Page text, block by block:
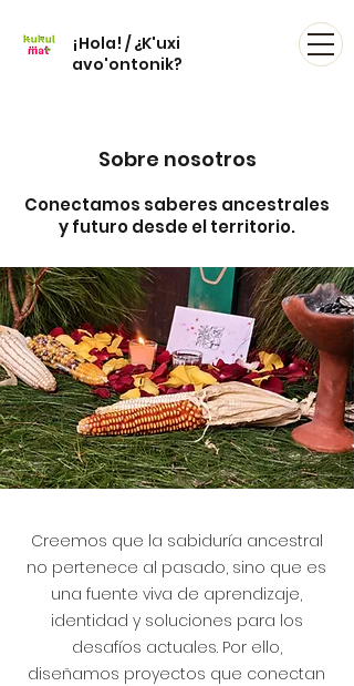
¡Hola! / ¿K'uxi
avo'ontonik?
Sobre nosotros
Conectamos saberes ancestrales
y futuro desde el territorio.
Creemos que la sabiduría ancestral
no pertenece al pasado, sino que es
una fuente viva de aprendizaje,
identidad y soluciones para los
desafíos actuales. Por ello,
diseñamos proyectos que conectan